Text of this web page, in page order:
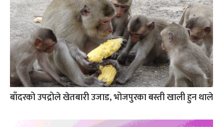
बाँदरको उपद्रोले खेतबारी उजाड, भोजपुरका बस्ती खाली हुन थाले